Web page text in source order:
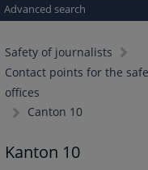
Advanced search
Safety of journalists
Contact points for the
offices
Canton 10
Kanton 10